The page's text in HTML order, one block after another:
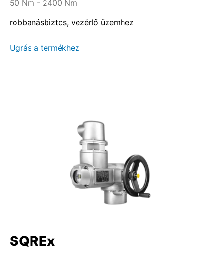
50 Nm - 2400 Nm
robbanásbiztos, vezérlő üzemhez
Ugrás a termékhez
SQREx